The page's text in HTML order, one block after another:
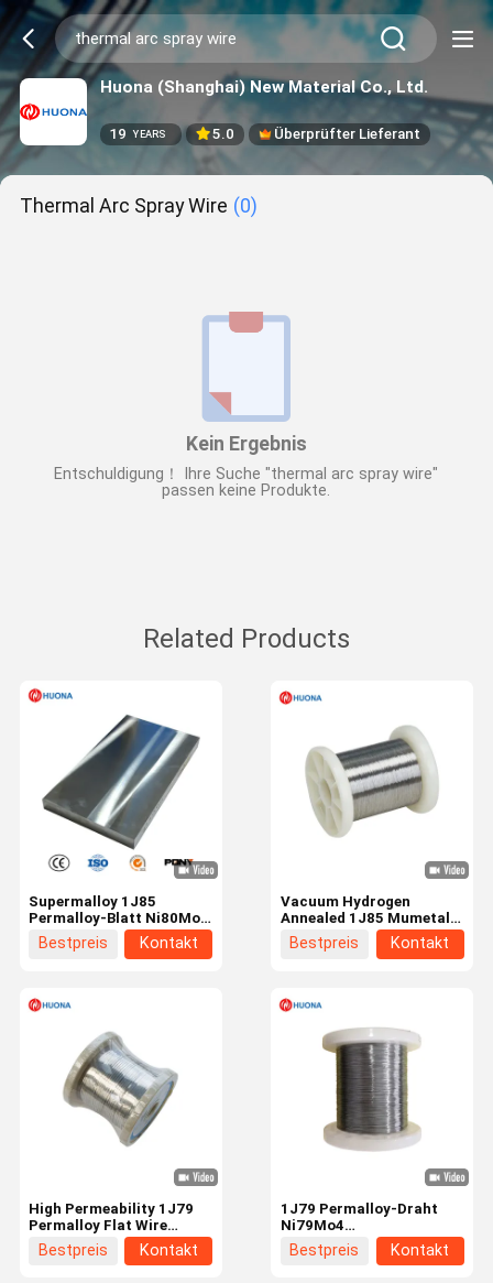
Huona (Shanghai) New Material Co., Ltd.
19 YEARS 5.0 Überprüfter Lieferant
Thermal Arc Spray Wire (0)
Kein Ergebnis
Entschuldigung！ Ihre Suche "thermal arc spray wire"
passen keine Produkte.
Related Products
Supermalloy 1J85
Permalloy-Blatt Ni80Mo5
mit sehr hoher
Anfangsdurchlässigkeit
Bestpreis Kontakt
Vacuum Hydrogen
Annealed 1J85 Mumetal
Wire Near Zero
Magnetostriction Low
Bestpreis Kontakt
High Permeability 1J79
Permalloy Flat Wire
Ni79Mo4 Soft Magnetic
Nickel Iron Alloy Ribbon
Bestpreis Kontakt
1J79 Permalloy-Draht
Ni79Mo4
Weichmagnetischer
Nickel-Eisen-Alloy-Draht
Bestpreis Kontakt